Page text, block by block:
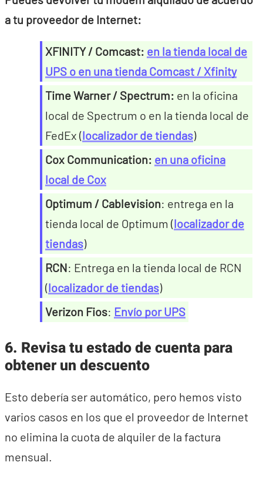
a tu proveedor de Internet:
XFINITY / Comcast: en la tienda local de
UPS o en una tienda Comcast / Xfinity
Time Warner / Spectrum: en la oficina
local de Spectrum o en la tienda local de
FedEx (localizador de tiendas)
Cox Communication: en una oficina
local de Cox
Optimum / Cablevision: entrega en la
tienda local de Optimum (localizador de
tiendas)
RCN: Entrega en la tienda local de RCN
(localizador de tiendas)
Verizon Fios: Envío por UPS
6. Revisa tu estado de cuenta para
obtener un descuento
Esto debería ser automático, pero hemos visto
varios casos en los que el proveedor de Internet
no elimina la cuota de alquiler de la factura
mensual.